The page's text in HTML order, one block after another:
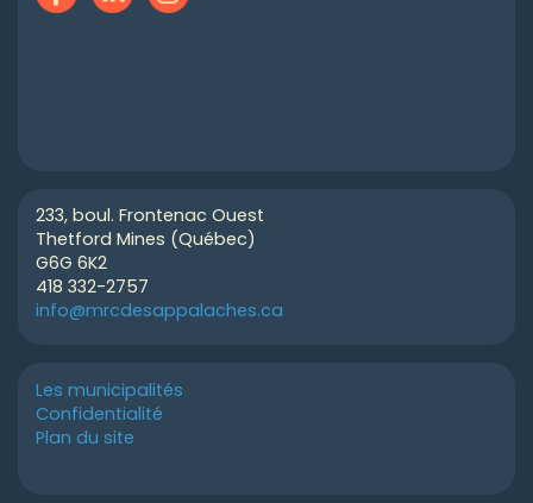
233, boul. Frontenac Ouest
Thetford Mines (Québec)
G6G 6K2
418 332-2757
info@mrcdesappalaches.ca
Les municipalités
Confidentialité
Plan du site